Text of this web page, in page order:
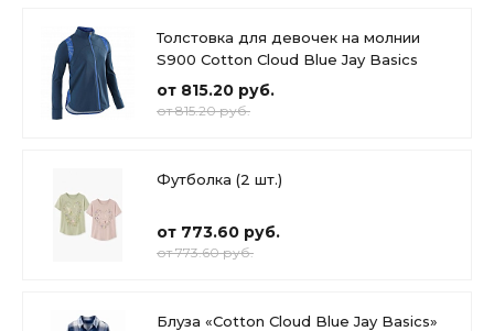
Толстовка для девочек на молнии
S900 Cotton Cloud Blue Jay Basics
от 815.20 руб.
от 815.20 руб.
Футболка (2 шт.)
от 773.60 руб.
от 773.60 руб.
Блуза «Cotton Cloud Blue Jay Basics»